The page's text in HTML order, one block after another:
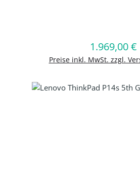
Regulärer
1.969,00 €
Preise inkl. MwSt. zzgl.
In den